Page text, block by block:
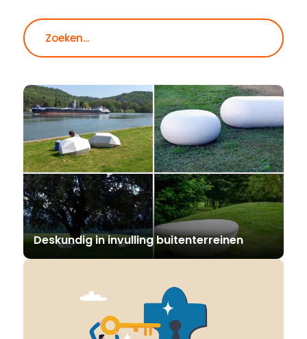
Deskundig in invulling buitenterreinen